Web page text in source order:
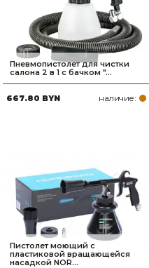
Пневмопистолет для чистки
салона 2 в 1 с бачком "...
667.80 BYN наличие:
Пистолет моющий с
пластиковой вращающейся
насадкой NOR...